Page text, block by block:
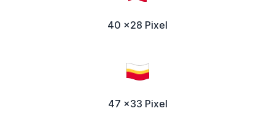
40 x28 Pixel
47 x33 Pixel